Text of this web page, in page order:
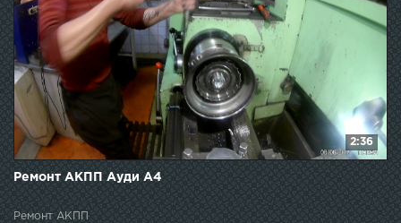
2:36
Ремонт АКПП Ауди A4
Ремонт АКПП